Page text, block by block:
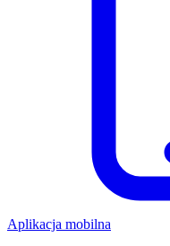
Aplikacja mobilna